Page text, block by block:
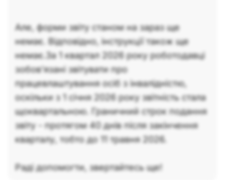
Але, форми звіту станом на зараз ще
немає. Відповідно, інструкції також ще
немає.За 1 квартал 2026 року роботодавці
зобов’язані звітувати про
працевлаштування осіб з інвалідністю,
оскільки з 1 січня 2026 року звітність стала
щоквартальною. Граничний строк подання
звіту - протягом 40 днів після закінчення
кварталу, тобто до 11 травня 2026.
Раді допомогти, звертайтесь ще!